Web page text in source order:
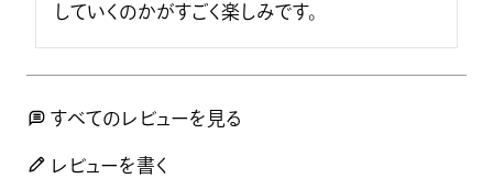
していくのかがすごく楽しみです。
すべてのレビューを見る
レビューを書く